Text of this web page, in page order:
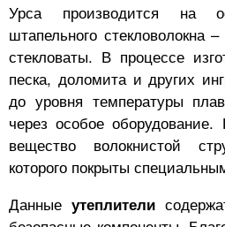
Урса производится на
штапельного стекловолокна
стекловаты. В процессе
песка, доломита и других
до уровня температуры
через особое
вещество волокнистой
которого покрыты
Данные утеплители